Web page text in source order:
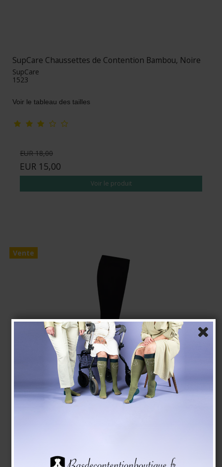
SupCare Chaussettes de Contention Bambou, Noire
SupCare
1523
Voir le tableau des tailles
EUR 18,00
EUR 15,00
Voir le produit
Vente